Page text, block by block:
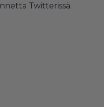
Twitterissä.